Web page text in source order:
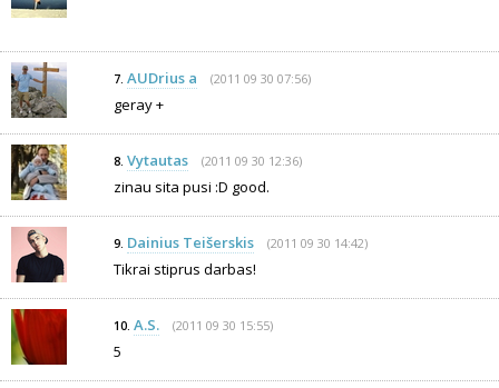
7. AUDrius a (2011 09 30 07:56)
geray +
8. Vytautas (2011 09 30 12:36)
zinau sita pusi :D good.
9. Dainius Teišerskis (2011 09 30 14:42)
Tikrai stiprus darbas!
10. A.S. (2011 09 30 15:55)
5